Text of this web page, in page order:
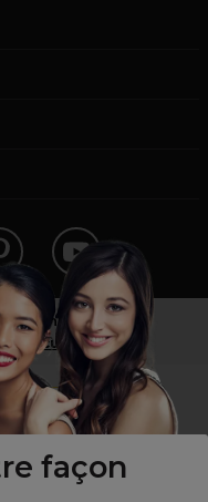
façon
?
particuliers!